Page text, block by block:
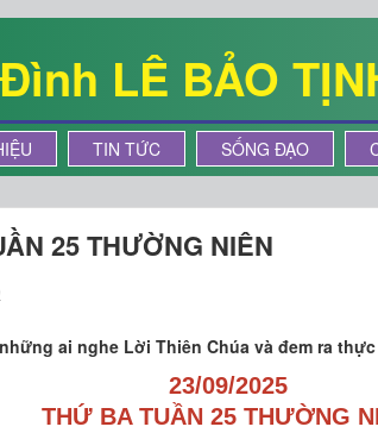
LÊ BẢO
TIN TỨC SỐNG ĐẠO
25 THƯỜNG NIÊN
ai nghe Lời Thiên Chúa và đem ra thực
23/09/2025
THỨ BA TUẦN 25 THƯỜNG